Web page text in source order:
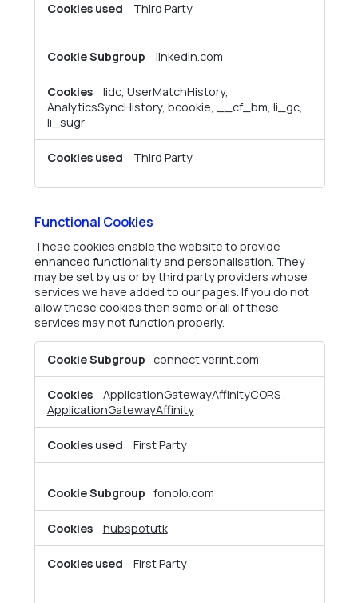
Third Party
linkedin.com
lidc, UserMatchHistory,
AnalyticsSyncHistory, bcookie, __cf_bm, li_gc,
li_sugr
Third Party
Functional Cookies
These cookies enable the website to provide
enhanced functionality and personalisation. They
may be set by us or by third party providers whose
services we have added to our pages. If you do not
allow these cookies then some or all of these
services may not function properly.
Cookies
connect.verint.com
ApplicationGatewayAffinityCORS,
ApplicationGatewayAffinity
First Party
fonolo.com
hubspotutk
First Party